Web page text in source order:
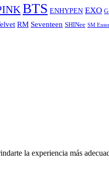
BTS ENHYPEN EXO
RM Seventeen SHINee SM
la experiencia más